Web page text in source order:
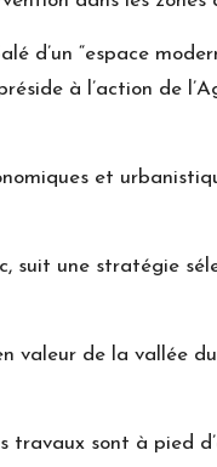
d’un “espace
à l’action de
et
suit une stratégie
valeur de la vallée
travaux sont à pied